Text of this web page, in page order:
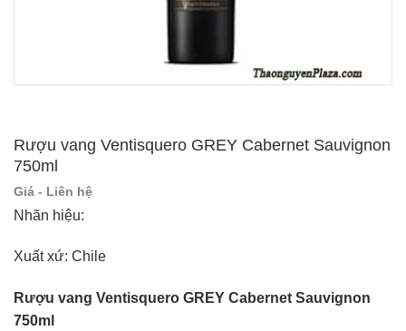
Rượu vang Ventisquero GREY Cabernet Sauvignon
750ml
Giá - Liên hệ
Nhãn hiệu:
Xuất xứ: Chile
Rượu vang Ventisquero GREY Cabernet Sauvignon
750ml